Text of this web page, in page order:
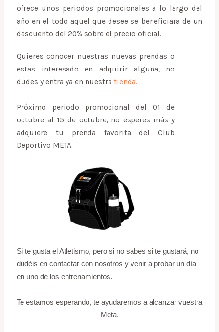
ofrece unos periodos promocionales a lo largo del
año en el todo aquel que desee se beneficiara de un
descuento del 20% sobre el precio oficial.
Quieres conocer nuestras nuevas prendas o
estas interesado en adquirir alguna, no
dudes y entra ya en nuestra tienda.
Próximo periodo promocional del 01 de
octubre al 15 de octubre, no esperes más y
adquiere tu prenda favorita del Club
Deportivo META.
Si te gusta el Atletismo, pero si no sabes si te gustará, no
dudéis en contactar con nosotros y venir a probar un día
en uno de los entrenamientos.
Te estamos esperando, te ayudaremos a alcanzar vuestra
Meta.